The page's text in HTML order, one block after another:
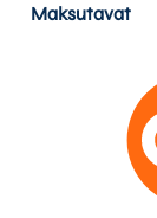
Maksutavat